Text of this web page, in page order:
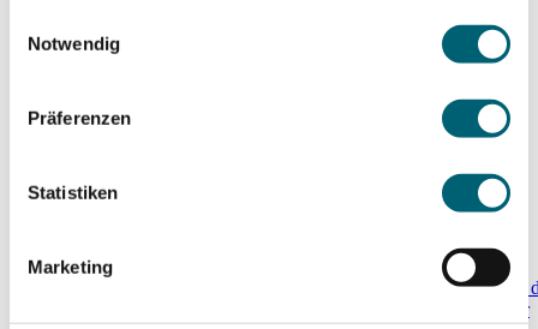
Notwendig
Präferenzen
Statistiken
Marketing
EM-Ticket gelöst!
Wir gratulieren Selina von Jackowski herzlich zur Selektion für
Leichtathletik-Europameisterschaften 2026 in Birmingham! Wir